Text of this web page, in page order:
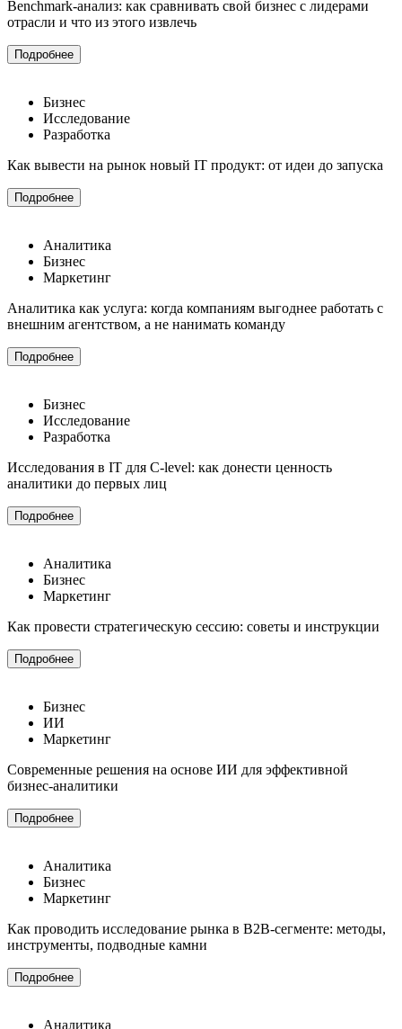
Benchmark-анализ: как сравнивать свой бизнес с лидерами
отрасли и что из этого извлечь
Подробнее
Бизнес
Исследование
Разработка
Как вывести на рынок новый IT продукт: от идеи до запуска
Подробнее
Аналитика
Бизнес
Маркетинг
Аналитика как услуга: когда компаниям выгоднее работать с
внешним агентством, а не нанимать команду
Подробнее
Бизнес
Исследование
Разработка
Исследования в IT для C-level: как донести ценность
аналитики до первых лиц
Подробнее
Аналитика
Бизнес
Маркетинг
Как провести стратегическую сессию: советы и инструкции
Подробнее
Бизнес
ИИ
Маркетинг
Современные решения на основе ИИ для эффективной
бизнес-аналитики
Подробнее
Аналитика
Бизнес
Маркетинг
Как проводить исследование рынка в B2B-сегменте: методы,
инструменты, подводные камни
Подробнее
Аналитика